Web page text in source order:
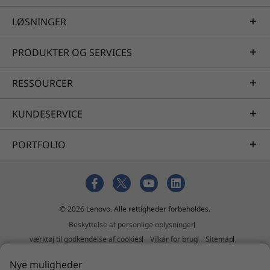
Vi bruger det amerikanske
forsvarsministeriums MIL-STD 810H-
standarder til at skabe en balance mellem
pålidelighed og holdbarhed for vores bærbare
standarder og mere end 200
LØSNINGER
PRODUKTER OG SERVICES
RESSOURCER
KUNDESERVICE
PORTFOLIO
© 2026 Lenovo. Alle rettigheder forbeholdes.
Beskyttelse af personlige oplysninger
værktøj til godkendelse af cookies
Vilkår for brug
Sitemap
Erklæring mod slaveri og menneskehandel
Nye muligheder